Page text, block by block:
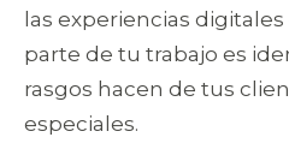
las experiencias
parte de tu trabajo es
rasgos hacen de tus
especiales.